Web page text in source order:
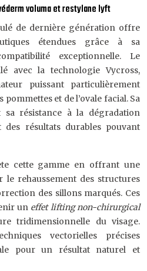
voluma et restylane lyft
de dernière génération offre
étendues grâce à sa
exceptionnelle. Le
avec la technologie Vycross,
puissant particulièrement
et de l’ovale facial. Sa
résistance à la dégradation
des résultats durables pouvant
cette gamme en offrant une
le rehaussement des structures
des sillons marqués. Ces
un effet lifting non-chirurgical
tridimensionnelle du visage.
vectorielles précises
pour un résultat naturel et